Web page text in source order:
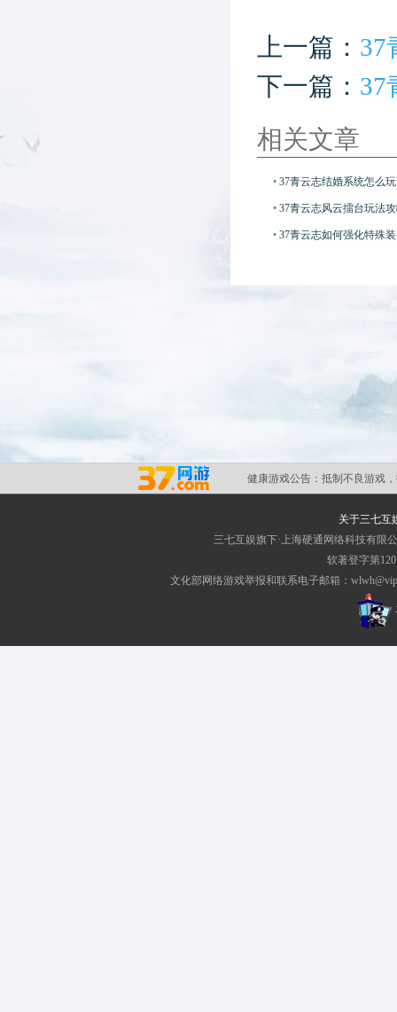
上一篇： 37
下一篇： 37
相关文章
• 37青云志结婚系统怎么玩
• 37青云志风云擂台玩法
• 37青云志如何强化特殊
健康游戏公告： 抵制不良游戏
关于三七互
三七互娱旗下·上海硬通网络科技有限
软著登字第
文化部网络游戏举报和联系电子邮箱：